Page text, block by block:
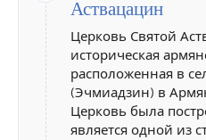
Аствацацин
Церковь Святой
историческая
расположенная в
(Эчмиадзин) в
Церковь была
является одной из